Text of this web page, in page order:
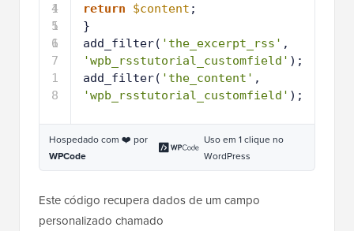
4
1
5
1
6
1
7
1
8
return
$content ;
}
add_filter( 'the_excerpt_rss'
'wpb_rsstutorial_customfield' );
add_filter( 'the_content'
'wpb_rsstutorial_customfield' );
Hospedado com ❤️ por
WPCode
Uso em 1 clique no
WordPress
Este código recupera dados de um campo
personalizado chamado